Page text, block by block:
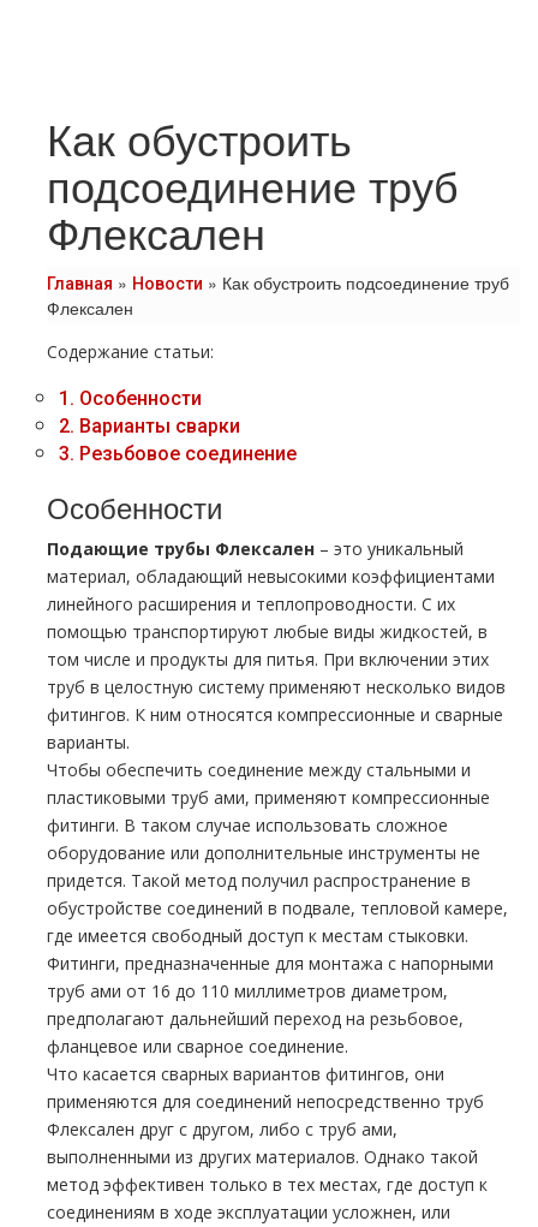
Как обустроить
подсоединение труб
Флексален
Главная » Новости » Как обустроить подсоединение труб
Флексален
Содержание статьи:
1. Особенности
2. Варианты сварки
3. Резьбовое соединение
Особенности
Подающие тpубы Флексален – это уникальный
материал, обладающий невысокими коэффициентами
линейного расширения и теплопроводности. С их
помощью транспортируют любые виды жидкостей, в
том числе и продукты для питья. При включении этих
тpуб в целостную систему применяют несколько видов
фитингов. К ним относятся компрессионные и сварные
варианты.
Чтобы обеспечить соединение между стальными и
пластиковыми тpуб ами, применяют компрессионные
фитинги. В таком случае использовать сложное
оборудование или дополнительные инструменты не
придется. Такой метод получил распространение в
обустройстве соединений в подвале, тепловой камере,
где имеется свободный доступ к местам стыковки.
Фитинги, предназначенные для монтажа с напорными
тpуб ами от 16 до 110 миллиметров диаметром,
предполагают дальнейший переход на резьбовое,
фланцевое или сварное соединение.
Что касается сварных вариантов фитингов, они
применяются для соединений непосредственно тpуб
Флексален друг с другом, либо с тpуб ами,
выполненными из других материалов. Однако такой
метод эффективен только в тех местах, где доступ к
соединениям в ходе эксплуатации усложнен, или